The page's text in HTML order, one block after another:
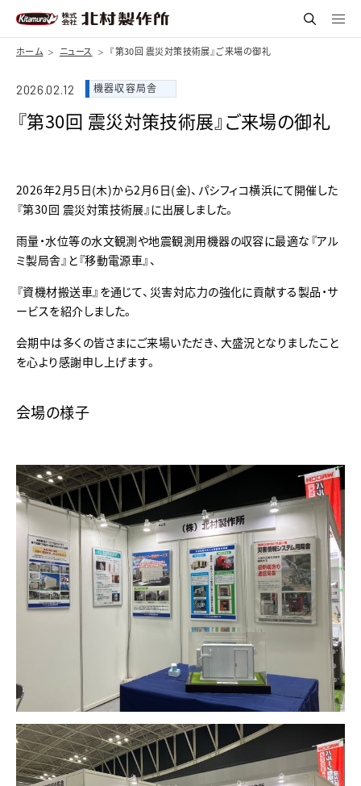
ホーム ニュース 『第30回 震災対策技術展』ご来場の御礼
2026.02.12 機器収容局舎
『第30回 震災対策技術展』ご来場の御礼
2026年2月5日(木)から2月6日(金)、パシフィコ横浜にて開催した
『第30回 震災対策技術展』に出展しました。
雨量・水位等の水文観測や地震観測用機器の収容に最適な『アル
ミ製局舎』と『移動電源車』、
『資機材搬送車』を通じて、災害対応力の強化に貢献する製品・サ
ービスを紹介しました。
会期中は多くの皆さまにご来場いただき、大盛況となりましたこと
を心より感謝申し上げます。
会場の様子